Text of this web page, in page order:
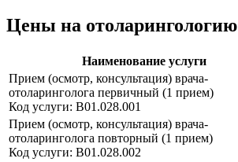
Цены на отоларингологию
Наименование услуги
Прием (осмотр, консультация) врача-
отоларинголога первичный (1 прием)
Код услуги: B01.028.001
Прием (осмотр, консультация) врача-
отоларинголога повторный (1 прием)
Код услуги: B01.028.002